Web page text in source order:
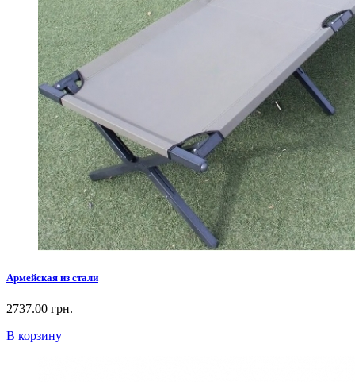
Армейская из стали
2737.00 грн.
В корзину